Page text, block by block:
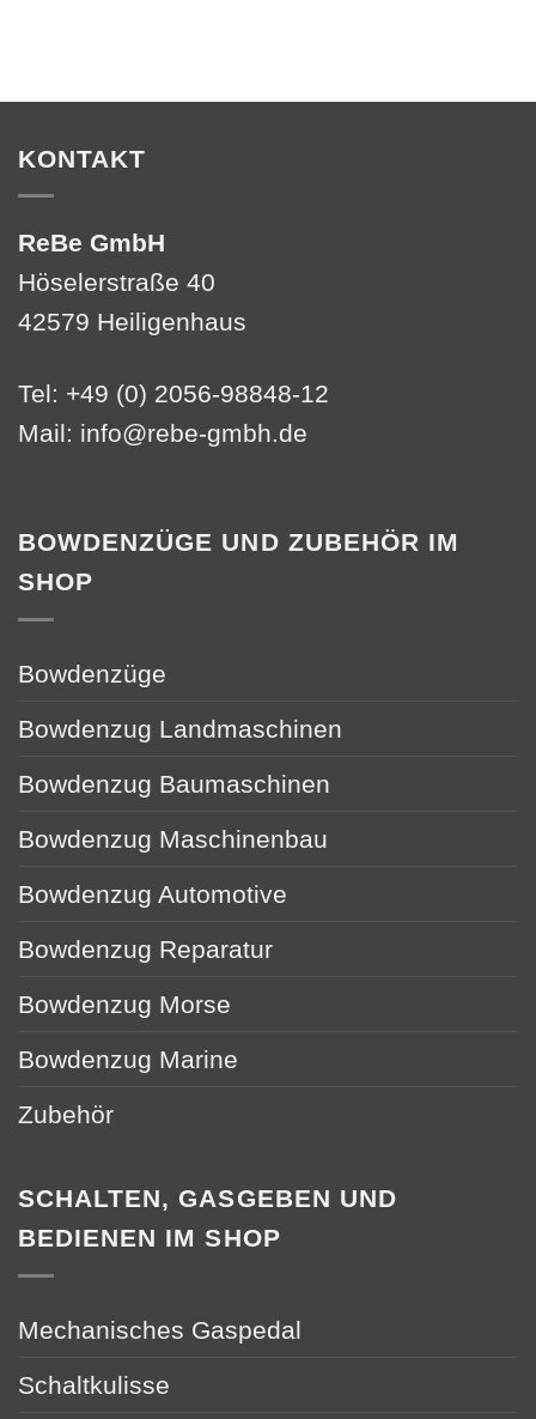
KONTAKT
ReBe GmbH
Höselerstraße 40
42579 Heiligenhaus
Tel: +49 (0) 2056-98848-12
Mail: info@rebe-gmbh.de
BOWDENZÜGE UND ZUBEHÖR IM
SHOP
Bowdenzüge
Bowdenzug Landmaschinen
Bowdenzug Baumaschinen
Bowdenzug Maschinenbau
Bowdenzug Automotive
Bowdenzug Reparatur
Bowdenzug Morse
Bowdenzug Marine
Zubehör
SCHALTEN, GASGEBEN UND
BEDIENEN IM SHOP
Mechanisches Gaspedal
Schaltkulisse